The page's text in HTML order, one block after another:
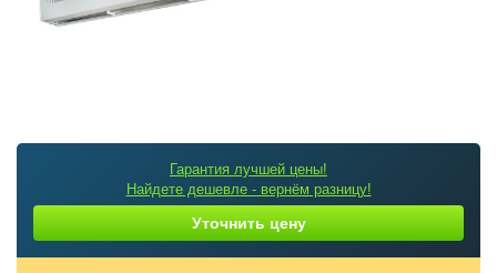
Гарантия лучшей цены!
Найдете дешевле - вернём разницу!
Уточнить цену